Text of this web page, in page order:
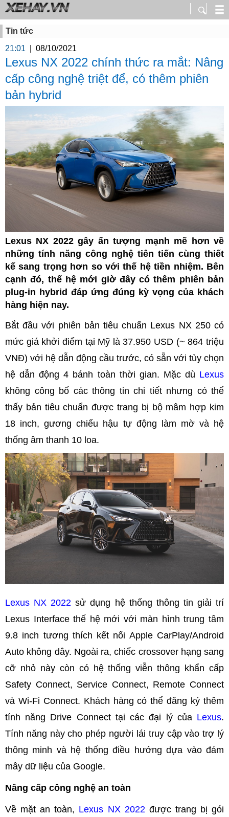
Tin tức
21:01
08/10/2021
Lexus NX 2022 chính thức ra mắt: Nâng
cấp công nghệ triệt để, có thêm phiên
bản hybrid
Lexus NX 2022 gây ấn tượng mạnh mẽ hơn về
những tính năng công nghệ tiên tiến cùng thiết
kế sang trọng hơn so với thế hệ tiền nhiệm. Bên
cạnh đó, thế hệ mới giờ đây có thêm phiên bản
plug-in hybrid đáp ứng đúng kỳ vọng của khách
hàng hiện nay.
Bắt đầu với phiên bản tiêu chuẩn Lexus NX 250 có
mức giá khởi điểm tại Mỹ là 37.950 USD (~ 864 triệu
VNĐ) với hệ dẫn động cầu trước, có sẵn với tùy chọn
hệ dẫn động 4 bánh toàn thời gian. Mặc dù Lexus
không công bố các thông tin chi tiết nhưng có thể
thấy bản tiêu chuẩn được trang bị bộ mâm hợp kim
18 inch, gương chiếu hậu tự động làm mờ và hệ
thống âm thanh 10 loa.
Lexus NX 2022 sử dụng hệ thống thông tin giải trí
Lexus Interface thế hệ mới với màn hình trung tâm
9.8 inch tương thích kết nối Apple CarPlay/Android
Auto không dây. Ngoài ra, chiếc crossover hạng sang
cỡ nhỏ này còn có hệ thống viễn thông khẩn cấp
Safety Connect, Service Connect, Remote Connect
và Wi-Fi Connect. Khách hàng có thể đăng ký thêm
tính năng Drive Connect tại các đại lý của Lexus.
Tính năng này cho phép người lái truy cập vào trợ lý
thông minh và hệ thống điều hướng dựa vào đám
mây dữ liệu của Google.
Nâng cấp công nghệ an toàn
Về mặt an toàn, Lexus NX 2022 được trang bị gói